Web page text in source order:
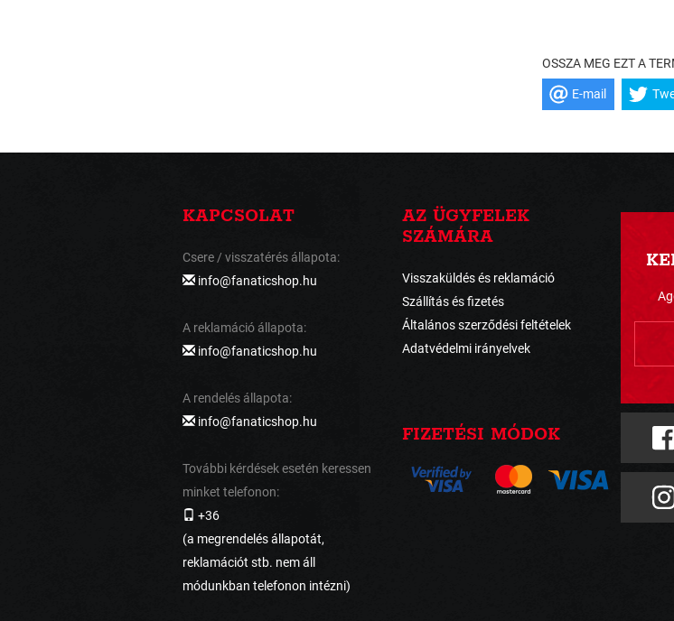
OSSZA MEG EZT A
E-mail
KAPCSOLAT
Csere / visszatérés állapota:
info@fanaticshop.hu
A reklamáció állapota:
info@fanaticshop.hu
A rendelés állapota:
info@fanaticshop.hu
További kérdések esetén keressen
minket telefonon:
+36
(a megrendelés állapotát,
reklamációt stb. nem áll
módunkban telefonon intézni)
AZ ÜGYFELEK
SZÁMÁRA
Visszaküldés és reklamáció
Szállítás és fizetés
Általános szerződési feltételek
Adatvédelmi irányelvek
FIZETÉSI MÓDOK